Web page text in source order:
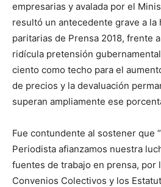
empresarias y avalada por el
resultó un antecedente grave a la
paritarias de Prensa 2018, frente
ridícula pretensión
ciento como techo para el
de precios y la devaluación
superan ampliamente ese
Fue contundente al sostener que
Periodista afianzamos nuestra
fuentes de trabajo en prensa, por
Convenios Colectivos y los